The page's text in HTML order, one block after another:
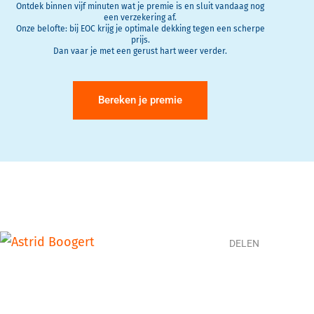
Ontdek binnen vijf minuten wat je premie is en sluit vandaag nog
een verzekering af.
Onze belofte: bij EOC krijg je optimale dekking tegen een scherpe
prijs.
Dan vaar je met een gerust hart weer verder.
Bereken je premie
DELEN